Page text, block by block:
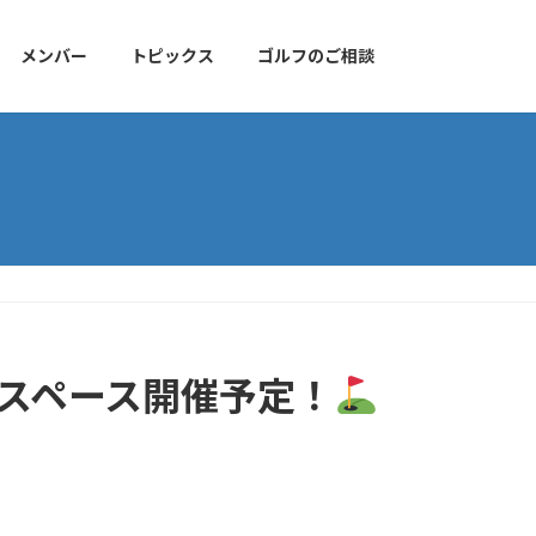
メンバー トピックス ゴルフのご相談
ペース開催予定！